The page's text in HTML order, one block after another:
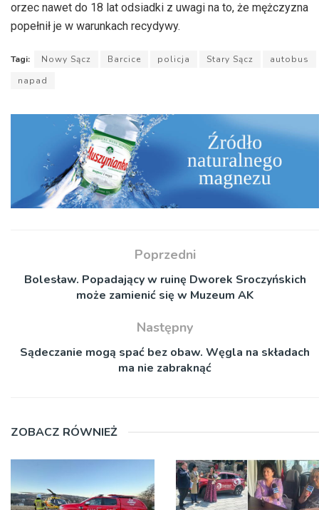
orzec nawet do 18 lat odsiadki z uwagi na to, że mężczyzna
popełnił je w warunkach recydywy.
Tagi: Nowy Sącz Barcice policja Stary Sącz
autobus
napad
Poprzedni
Bolesław. Popadający w ruinę Dworek Sroczyńskich
może zamienić się w Muzeum AK
Następny
Sądeczanie mogą spać bez obaw. Węgla na składach
ma nie zabraknąć
ZOBACZ RÓWNIEŻ